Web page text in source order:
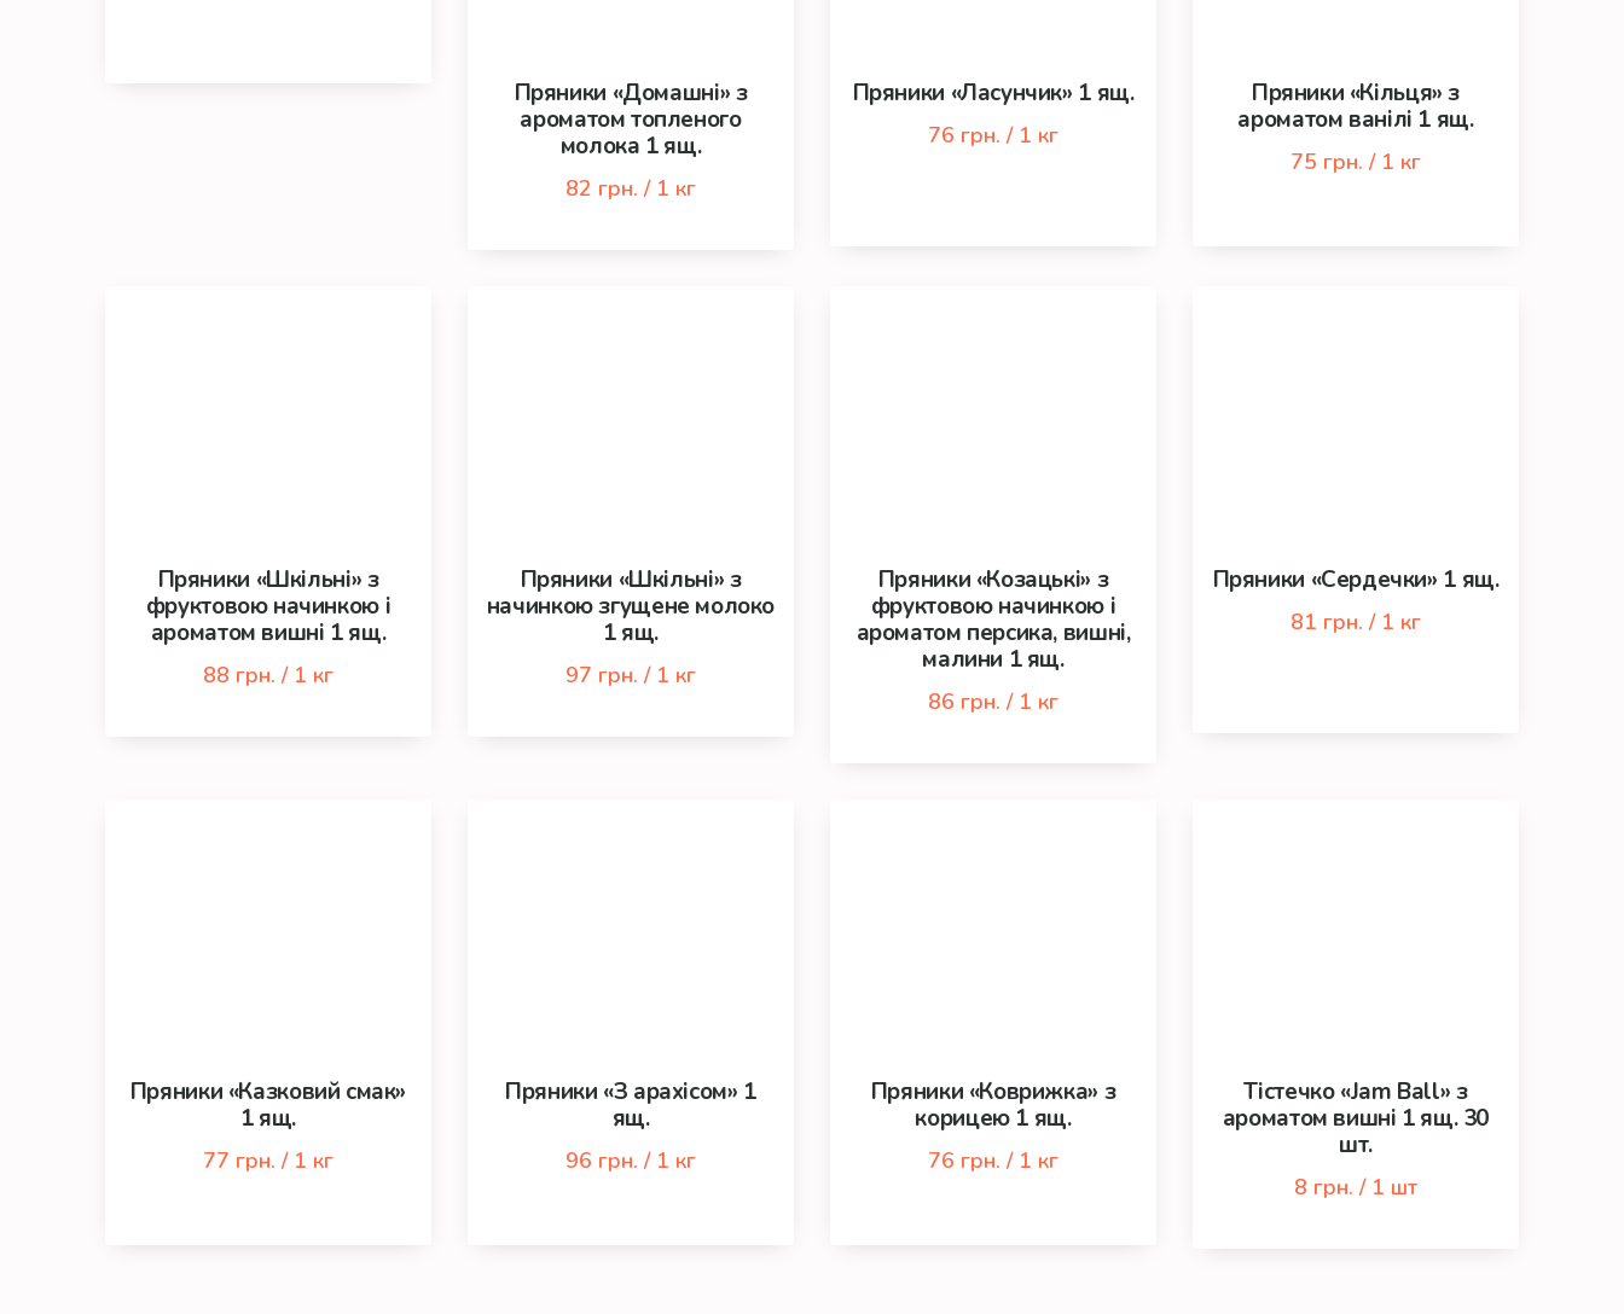
Пряники «Домашні» з
ароматом топленого
молока 1 ящ.
82 грн. / 1 кг
Пряники «Ласунчик» 1 ящ.
76 грн. / 1 кг
Пряники «Кільця» з
ароматом ванілі 1 ящ.
75 грн. / 1 кг
Пряники «Шкільні» з
фруктовою начинкою і
ароматом вишні 1 ящ.
88 грн. / 1 кг
Пряники «Шкільні» з
начинкою згущене молоко
1 ящ.
97 грн. / 1 кг
Пряники «Козацькі» з
фруктовою начинкою і
ароматом персика, вишні,
малини 1 ящ.
86 грн. / 1 кг
Пряники «Сердечки» 1 ящ.
81 грн. / 1 кг
Пряники «Казковий смак»
1 ящ.
77 грн. / 1 кг
Пряники «З арахісом» 1
ящ.
96 грн. / 1 кг
Пряники «Коврижка» з
корицею 1 ящ.
76 грн. / 1 кг
Тістечко «Jam Ball» з
ароматом вишні 1 ящ. 30
шт.
8 грн. / 1 шт